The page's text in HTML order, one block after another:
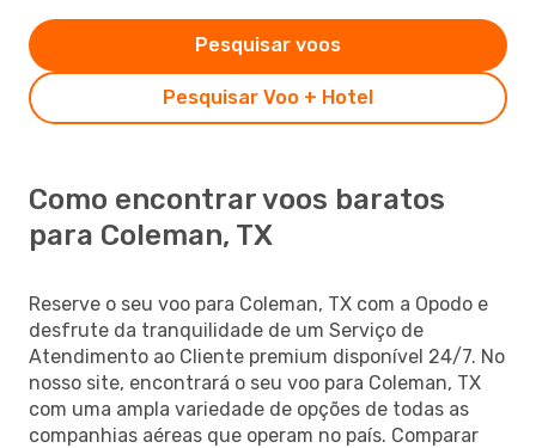
Pesquisar Voo + Hotel
Pesquisar voos
Como encontrar voos baratos
para Coleman, TX
Reserve o seu voo para Coleman, TX com a Opodo e
desfrute da tranquilidade de um Serviço de
Atendimento ao Cliente premium disponível 24/7. No
nosso site, encontrará o seu voo para Coleman, TX
com uma ampla variedade de opções de todas as
companhias aéreas que operam no país. Comparar